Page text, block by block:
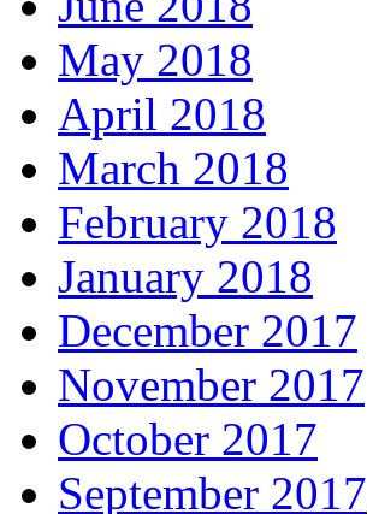
May 2018
April 2018
March 2018
February 2018
January 2018
December 2017
November 2017
October 2017
September 2017